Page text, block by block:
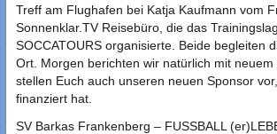
Treff am Flughafen bei Katja Kaufmann vom
Sonnenklar.TV Reisebüro, die das
SOCCATOURS organisierte. Beide begleiten
Ort. Morgen berichten wir natürlich mit neuem
stellen Euch auch unseren neuen Sponsor
finanziert hat.
SV Barkas Frankenberg – FUSSBALL